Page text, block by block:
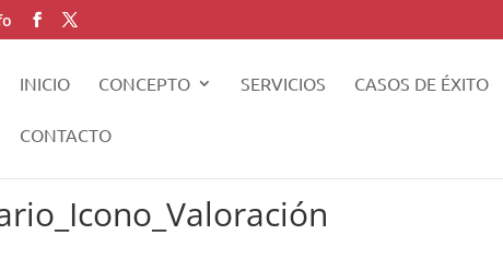
INICIO CONCEPTO SERVICIOS CASOS DE ÉXITO
CONTACTO